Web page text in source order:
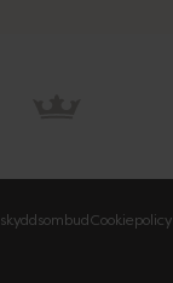
Cookiepolicy